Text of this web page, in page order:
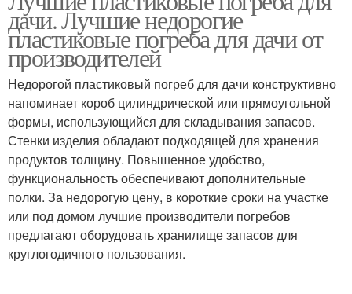
дачи. Лучшие недорогие
пластиковые погреба для дачи от
производителей
Недорогой пластиковый погреб для дачи конструктивно
напоминает короб цилиндрической или прямоугольной
формы, использующийся для складывания запасов.
Стенки изделия обладают подходящей для хранения
продуктов толщину. Повышенное удобство,
функциональность обеспечивают дополнительные
полки. За недорогую цену, в короткие сроки на участке
или под домом лучшие производители погребов
предлагают оборудовать хранилище запасов для
круглогодичного пользования.